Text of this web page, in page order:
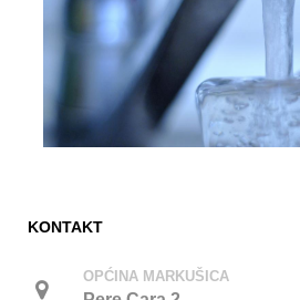
KONTAKT
OPĆINA MARKUŠICA